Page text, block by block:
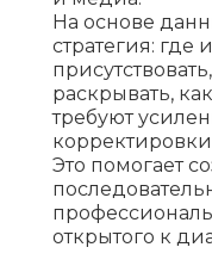
На основе
стратегия:
раскрывать,
требуют
Это помогает
открытого к